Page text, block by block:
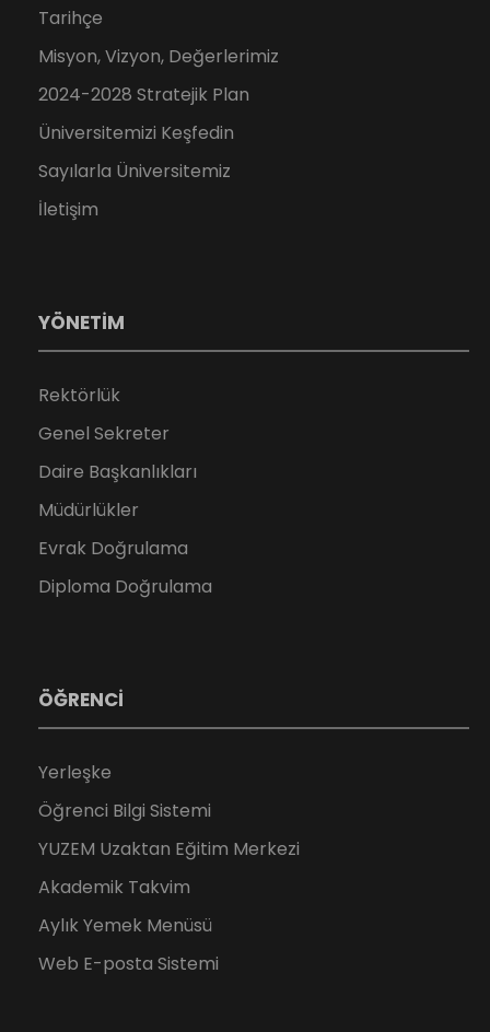
Tarihçe
Misyon, Vizyon, Değerlerimiz
2024-2028 Stratejik Plan
Üniversitemizi Keşfedin
Sayılarla Üniversitemiz
İletişim
YÖNETİM
Rektörlük
Genel Sekreter
Daire Başkanlıkları
Müdürlükler
Evrak Doğrulama
Diploma Doğrulama
ÖĞRENCİ
Yerleşke
Öğrenci Bilgi Sistemi
YUZEM Uzaktan Eğitim Merkezi
Akademik Takvim
Aylık Yemek Menüsü
Web E-posta Sistemi